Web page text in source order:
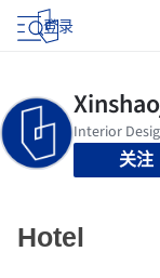
登录
关注
Hotel